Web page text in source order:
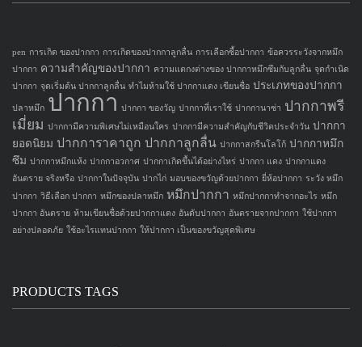
pen การเกิด ของปากกา การเกิดของปากกาลูกลื่น การเลือกซื้อปากกา ข้อควรระวังจากหมึก
ปากกา ความสำคัญของปากกา ความแตกงต่างของ ปากกาหมึกซึมกับลูกลื่น จุดกำเนิด
ปากกา จุดเริ่มต้น ปากกาลูกลื่น ทำไมห้ามใช้ ปากกาแดง เขียนชื่อ ประเภทของปากกา
ปลาหมึก ปากกา ปากกา ของวัญ ปากกาที่เราใช้ ปากกานาซ่า ปากกาพรี
เมี่ยม ปากกามีความพิเศษไม่เหมือนใคร ปากกามีความสำคัญกับชีวิตประจำวัน ปากกา
ยอดนิยม ปากการาคาถูก ปากกาลูกลื่น ปากกาสกรีนโลโก้ ปากกาหมึก
ซึม ปากกาหมึกแห้ง ปากกาอวกาศ ปากกาเกิดขึ้นได้อย่างไหร่ ปากกา แดง ปากกาแดง
อันตราย จริงหรือ ปากกาในปัจจุบัน ปากไก่ มอบของขวัญด้วยปากกา ยี่ห้อปากกา ระวัง หมึก
ปากกา วิธีเลือก ปากกา หมึกของปลาหมึก หมึกปากกา หมึกปากกาทำจากอะไร หมึก
ปากกา อันตราย ห้ามเขียนชื่อด้วยปากกาแดง อันดับปากกา อันตรายจากปากกา ใช้ปากกา
อย่างปลอดภัย ใช้อะไรแทนปากกา ให้ปากกา เป็นของขวัญสุดพิเศษ
PRODUCTS TAGS